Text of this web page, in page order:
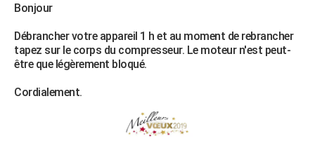
Bonjour
Débrancher votre appareil 1 h et au moment de rebrancher
tapez sur le corps du compresseur. Le moteur n'est peut-
être que légèrement bloqué.
Cordialement.